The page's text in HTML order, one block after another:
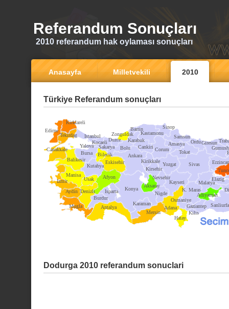
Referandum Sonuçları
2010 referandum hak oylaması sonuçları
Anasayfa Milletvekili 2010
Türkiye Referandum sonuçları
Ankara
Kirklareli
Edirne
Tekirdag
Canakkale
Balikesir
Bursa
Istanbul
Kocaeli
Sakarya
Zonguldak
Bolu
Bilecik
Eskisehir
Kutahya
Manisa
Izmir
Aydin
Mugla
Denizli
Burdur
Usak Afyon
Isparta
Antalya
Konya
Mersin
Kirsehir
Cankiri
Kastamonu
Sinop
Corum
Yozgat
Nevsehir
Nigde
Adana
Hatay
K. Maras
Kayseri
Sivas
Tokat
Amasya
Samsun
OrduGiresun
Erzincan
Malatya
Gaziantep Sanliurfa
Adiyaman
Elazig
Kirikkale
Karaman
Aksaray
Kilis
Duzce Karabuk
Bartin
Osmaniye
Yalova
Dodurga 2010 referandum sonuclari